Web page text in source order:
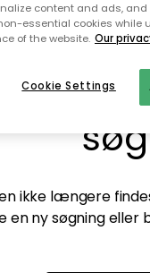
ikke længere
en ny søgning
content and ads,
essential cookies while
of the website. Our
Cookie Settings